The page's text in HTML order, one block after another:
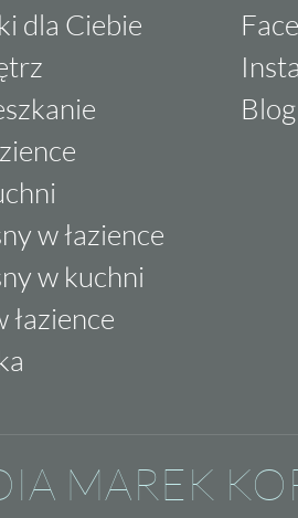
dla Ciebie
w łazience
w kuchni
łazience
Blog
MAREK